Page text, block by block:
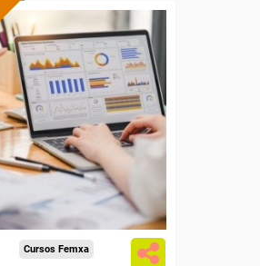
Formación 100%
subvencionada.
desempleados,
y autónomos.
Sector
Comunicación
y Artes Gráficas.
Cursos Femxa